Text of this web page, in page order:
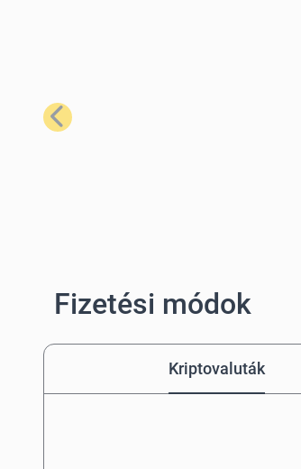
Előző
Fizetési módok
Kriptovaluták